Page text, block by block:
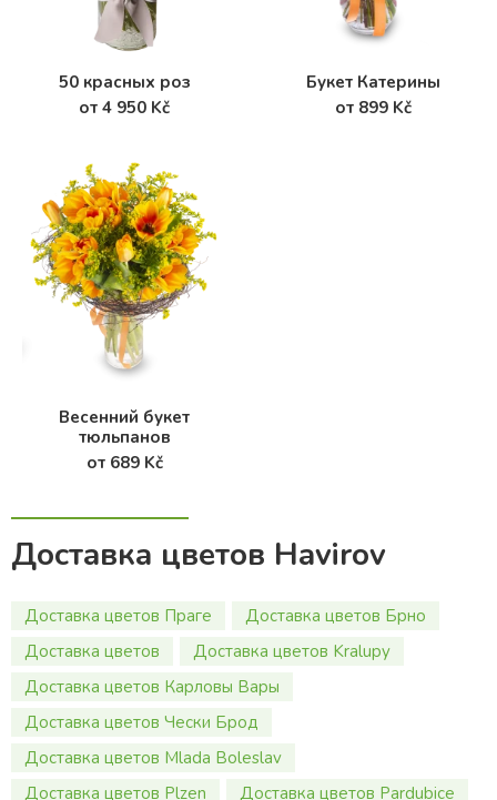
50 красных роз
от 4 950 Kč
Букет Катерины
от 899 Kč
Весенний букет
тюльпанов
от 689 Kč
Доставка цветов Havirov
Доставка цветов Праге
Доставка цветов Брно
Доставка цветов
Доставка цветов Kralupy
Доставка цветов Карловы Вары
Доставка цветов Чески Брод
Доставка цветов Mlada Boleslav
Доставка цветов Plzen
Доставка цветов Pardubice